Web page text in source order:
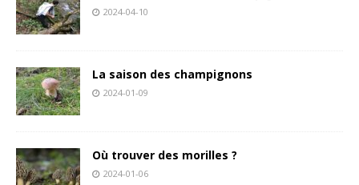
2024-04-10
La saison des champignons
2024-01-09
Où trouver des morilles ?
2024-01-06